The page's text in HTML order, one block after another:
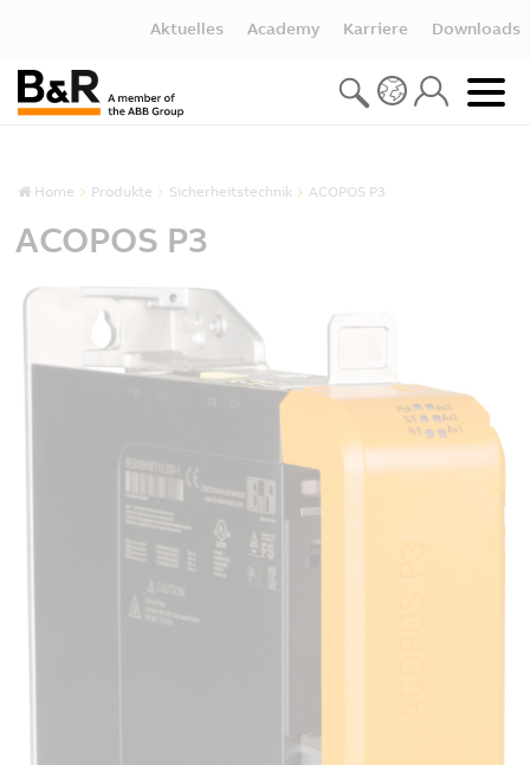
Aktuelles Academy Karriere Downloads
Home Produkte Sicherheitstechnik ACOPOS P3
ACOPOS P3